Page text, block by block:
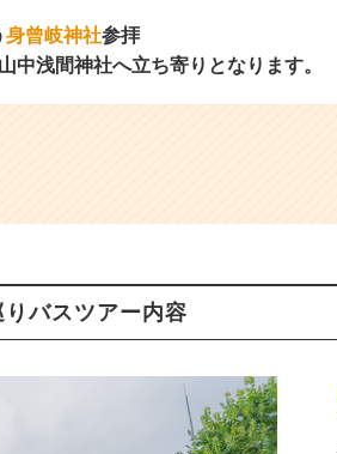
身曾岐神社参拝
浅間神社へ立ち寄りとなります。
バスツアー内容